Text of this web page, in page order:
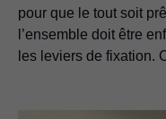
pour que le tout soit
l’ensemble doit être
les leviers de fixation.